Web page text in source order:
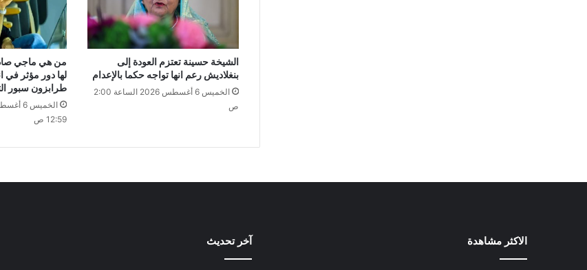
الشيخة حسينة تعتزم العودة إلى
بنغلاديش رعم انها تواجه حكما بالإعدام
الخميس 6 أغسطس 2026 الساعة 2:00
ص
من هي ماجي
لها دور مؤثر في
طرابزون سبور
12:59 ص
الاكثر مشاهدة آخر تحديث